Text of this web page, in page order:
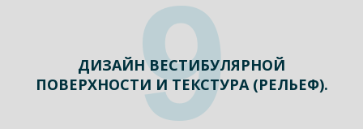
ДИЗАЙН ВЕСТИБУЛЯРНОЙ
ПОВЕРХНОСТИ И ТЕКСТУРА (РЕЛЬЕФ).
9